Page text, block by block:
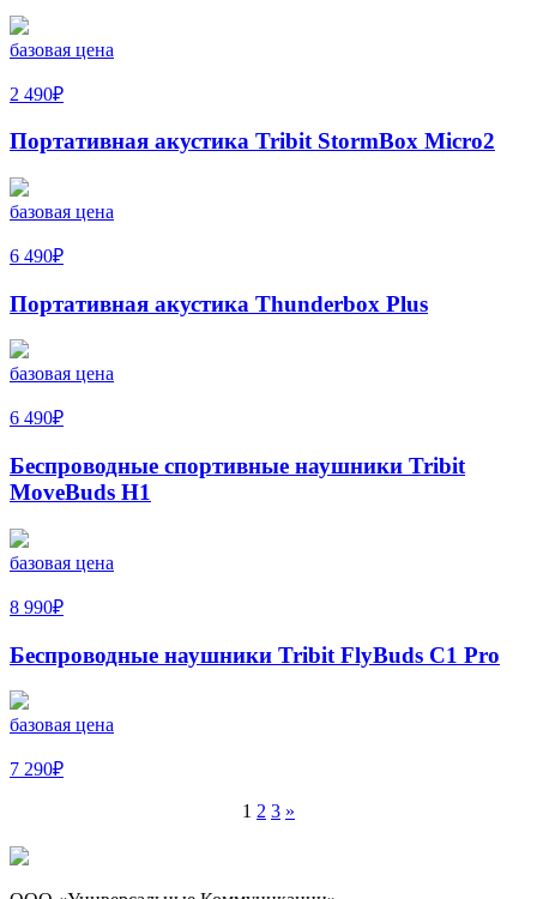
базовая цена
2 490₽
Портативная акустика Tribit StormBox Micro2
базовая цена
6 490₽
Портативная акустика Thunderbox Plus
базовая цена
6 490₽
Беспроводные спортивные наушники Tribit
MoveBuds H1
базовая цена
8 990₽
Беспроводные наушники Tribit FlyBuds C1 Pro
базовая цена
7 290₽
1 2 3 »